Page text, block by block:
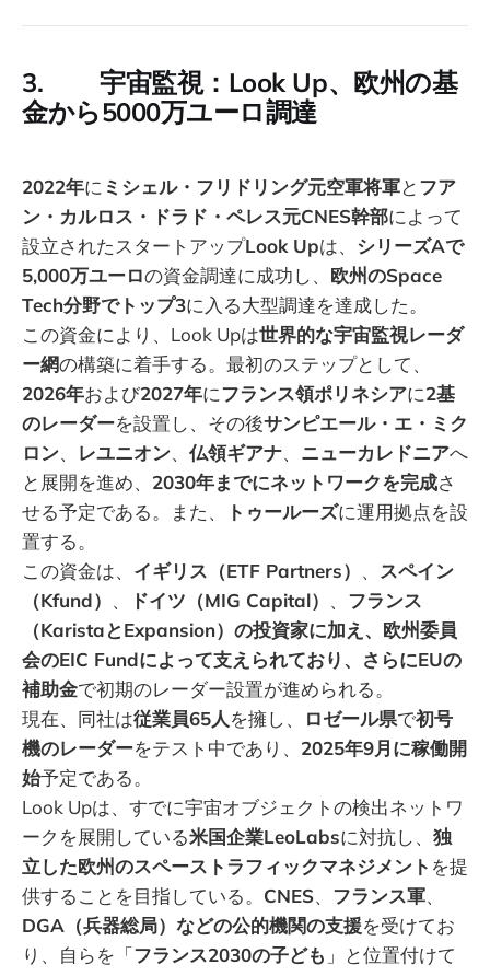
3. 宇宙監視：Look Up、欧州の基
金から5000万ユーロ調達
2022年に ミシェル・フリドリング元空軍将軍とフア
ン・カルロス・ドラド・ペレス元CNES幹部によって
設立されたスタートアップLook Upは、 シリーズAで
5,000万ユーロの資金調達に成功し、 欧州のSpace
Tech分野でトップ3に入る大型調達を達成した。
この資金により、Look Upは世界的な宇宙監視レーダ
ー網の構築に着手する。最初のステップとして、
2026年および2027年にフランス領ポリネシアに2基
のレーダーを設置し、その後サンピエール・エ・ミク
ロン、 レユニオン、 仏領ギアナ、 ニューカレドニアへ
と展開を進め、 2030年までにネットワークを完成さ
せる予定である。また、
トゥールーズに運用拠点を設
置する。
この資金は、 イギリス（ETF Partners） 、 スペイン
（Kfund） 、 ドイツ（MIG Capital） 、 フランス
（KaristaとExpansion）の投資家に加え、欧州委員
会のEIC Fundによって支えられており、さらにEUの
補助金で初期のレーダー設置が進められる。
現在、同社は従業員65人を擁し、 ロゼール県で初号
機のレーダーをテスト中であり、 2025年9月に稼働開
始予定である。
Look Upは、すでに宇宙オブジェクトの検出ネットワ
ークを展開している米国企業LeoLabsに対抗し、 独
立した欧州のスペーストラフィックマネジメント を提
供することを目指している。 CNES、 フランス軍、
DGA（兵器総局）などの公的機関の支援を受けてお
り、自らを「フランス2030の子ども 」と位置付けて